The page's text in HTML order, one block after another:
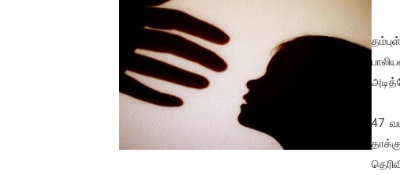
01/11/2021 Scotland ல் நடைபெறும்
பாலச்சந்திரன் மற்றும் தன்னிடம் படித்த
பிரிட்டனால் கடத்தப்படும் நிலையில்
வர்ராரு...வர்ராரு... அண்ணாத்த :
கைது செய்யப்பட்ட இளைஞன் உயிரிழப்பு
47